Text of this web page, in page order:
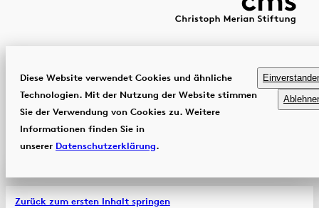
Diese Website verwendet Cookies und ähnliche
Technologien. Mit der Nutzung der Website stimmen
Sie der Verwendung von Cookies zu. Weitere
Informationen finden Sie in
unserer Datenschutzerklärung.
Zurück zum ersten Inhalt springen